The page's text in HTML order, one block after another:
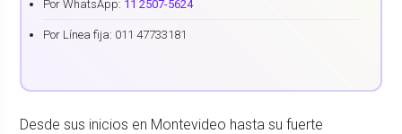
Por WhatsApp: 11 2507-5624
Por Línea fija: 011 47733181
Desde sus inicios en Montevideo hasta su fuerte